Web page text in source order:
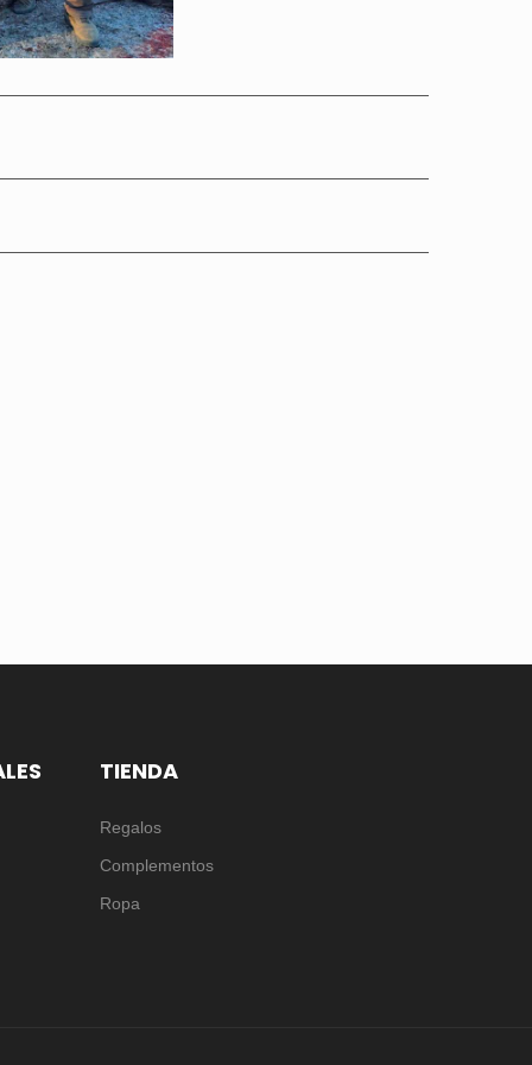
TIENDA
Regalos
Complementos
Ropa